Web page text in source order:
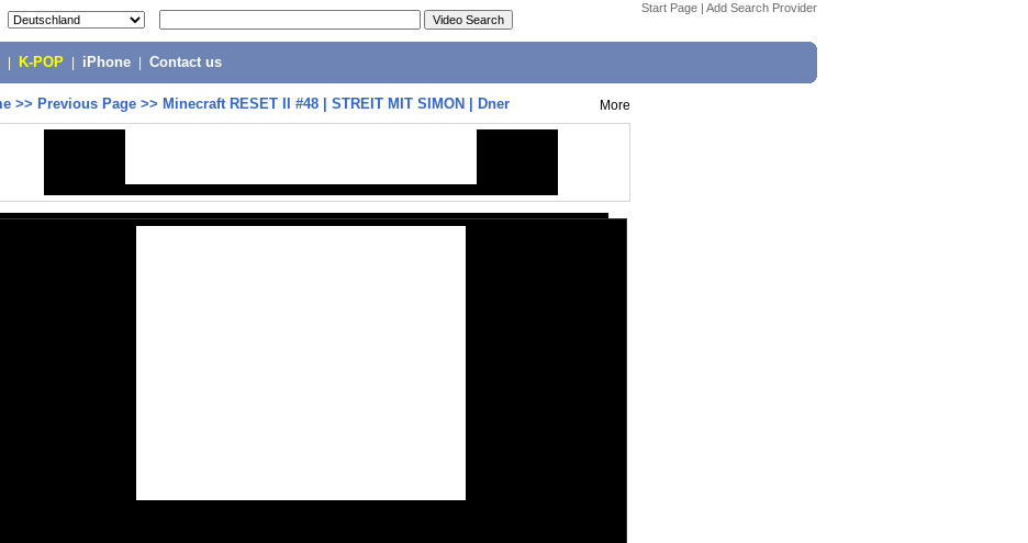
Start Page | Add Search Provider
K-POP iPhone Contact us
>> Previous Page >> Minecraft RESET II #48 | STREIT MIT SIMON | Dner More